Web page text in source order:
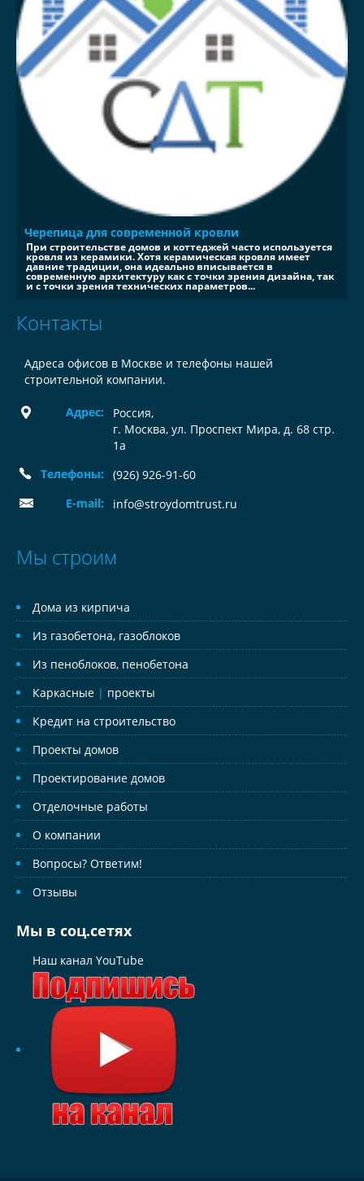
Черепица для современной кровли
При строительстве домов и коттеджей часто используется
кровля из керамики. Хотя керамическая кровля имеет
давние традиции, она идеально вписывается в
современную архитектуру как с точки зрения дизайна, так
и с точки зрения технических параметров...
Контакты
Адреса офисов в Москве и телефоны нашей
строительной компании.
Адрес: Россия,
г. Москва, ул. Проспект Мира, д. 68 стр.
1а
Телефоны:
(926) 926-91-60
E-mail:
info@stroydomtrust.ru
Мы строим
Дома из кирпича
Из газобетона, газоблоков
Из пеноблоков, пенобетона
Каркасные | проекты
Кредит на строительство
Проекты домов
Проектирование домов
Отделочные работы
О компании
Вопросы? Ответим!
Отзывы
Мы в соц.сетях
Наш канал YouTube